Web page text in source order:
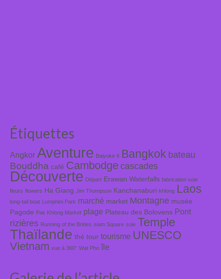
Étiquettes
Angkor Aventure Baiyoke II Bangkok bateau
Bouddha café Cambodge cascades
Découverte Départ Erawan Waterfalls fabrication soie
fleurs flowers Ha Giang Jim Thompson Kanchanaburi khlong Laos
long-tail boat Lumphini Park marché market Montagne musée
Pagode Pak Khlong Market plage Plateau des Bolovens Pont
rizières Running of the Brides siam Square soie Temple
Thaïlande thé tour tourisme UNESCO
Vietnam vue à 360° Wat Pho île